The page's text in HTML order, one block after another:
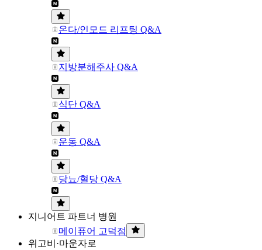
온다/인모드 리프팅 Q&A
지방분해주사 Q&A
식단 Q&A
운동 Q&A
당뇨/혈당 Q&A
지니어트 파트너 병원
메이퓨어 고덕점
위고비·마운자로